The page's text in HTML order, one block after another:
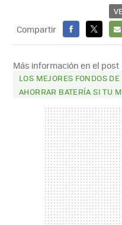
Compartir
FACEBOOK
X
E-
MAIL
Más información en el post
LOS MEJORES FONDOS
AHORRAR BATERÍA SI TU